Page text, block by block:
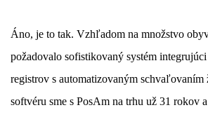
Áno, je to tak. Vzhľadom na množstvo
požadovalo sofistikovaný systém
registrov s automatizovaným
softvéru sme s PosAm na trhu už 31 rokov